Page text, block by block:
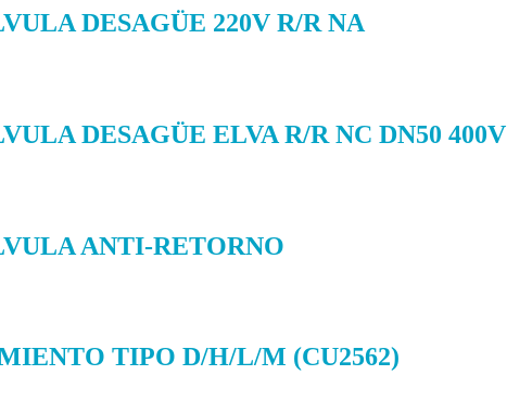
DESAGÜE 220V R/R NA
DESAGÜE ELVA R/R NC DN50 400V
ANTI-RETORNO
TIPO D/H/L/M (CU2562)